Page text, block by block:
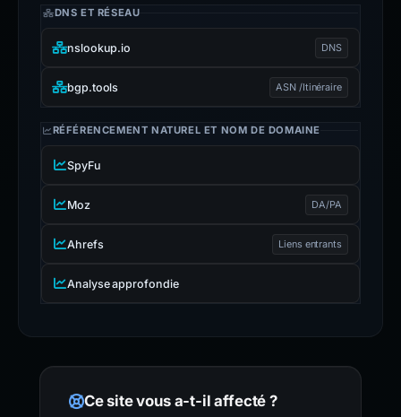
DNS ET RÉSEAU
nslookup.io DNS
bgp.tools ASN /Itinéraire
RÉFÉRENCEMENT NATUREL ET NOM DE DOMAINE
SpyFu
Moz DA/PA
Ahrefs Liens entrants
Analyse approfondie
Ce site vous a-t-il affecté ?